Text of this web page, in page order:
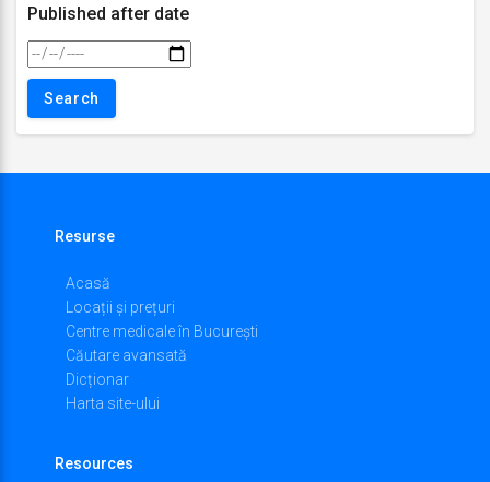
Published after date
Resurse
Acasă
Locații și prețuri
Centre medicale în București
Căutare avansată
Dicționar
Harta site-ului
Resources